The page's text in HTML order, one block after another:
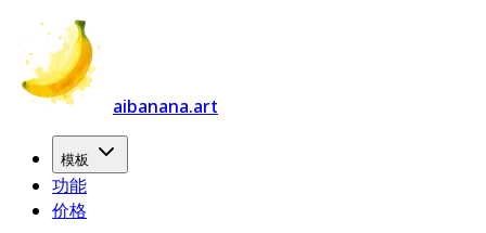
aibanana.art
模板
功能
价格